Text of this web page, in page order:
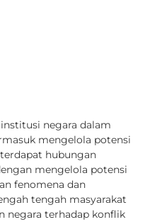
negara dalam
mengelola potensi
hubungan
mengelola potensi
fenomena dan
tengah masyarakat
negara terhadap konflik